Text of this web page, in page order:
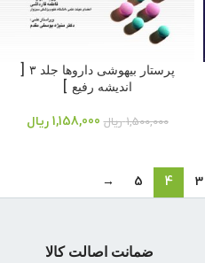
پرستار بیهوشی داروها جلد ۳ [
اندیشه رفیع ]
1,500,000 ریال 1,158,000 ریال
3
4
5
→
ضمانت اصالت کالا